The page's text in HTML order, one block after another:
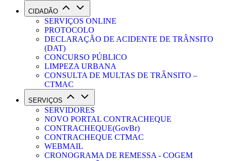
CIDADÃO
SERVIÇOS ONLINE
PROTOCOLO
DECLARAÇÃO DE ACIDENTE DE TRÂNSITO
(DAT)
CONCURSO PÚBLICO
LIMPEZA URBANA
CONSULTA DE MULTAS DE TRÂNSITO –
CTMAC
SERVIÇOS
SERVIDORES
NOVO PORTAL CONTRACHEQUE
CONTRACHEQUE(GovBr)
CONTRACHEQUE CTMAC
WEBMAIL
CRONOGRAMA DE REMESSA - COGEM